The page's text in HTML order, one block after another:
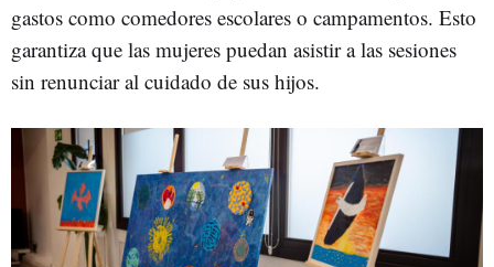
gastos como comedores escolares o campamentos. Esto
garantiza que las mujeres puedan asistir a las sesiones
sin renunciar al cuidado de sus hijos.